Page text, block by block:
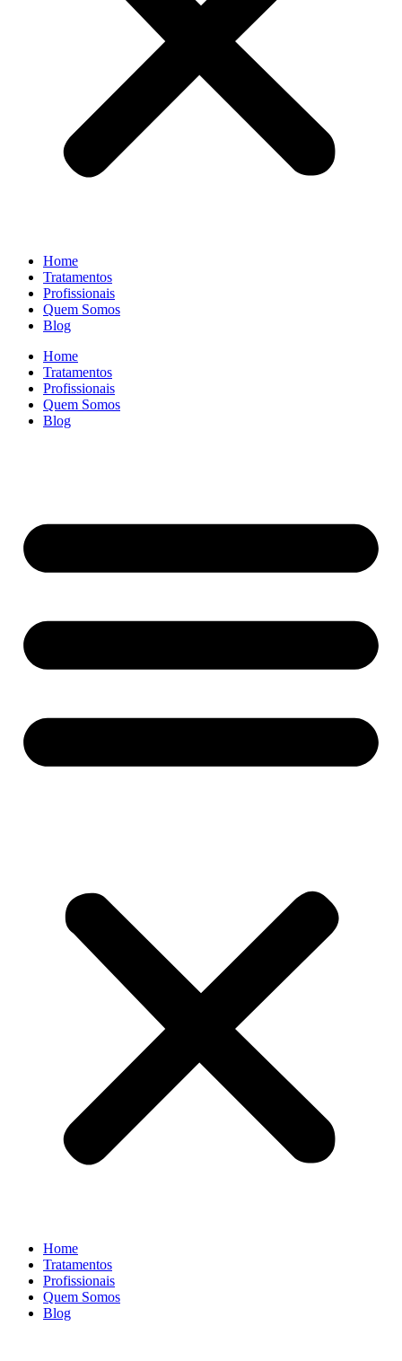
Home
Tratamentos
Profissionais
Quem Somos
Blog
Home
Tratamentos
Profissionais
Quem Somos
Blog
Home
Tratamentos
Profissionais
Quem Somos
Blog